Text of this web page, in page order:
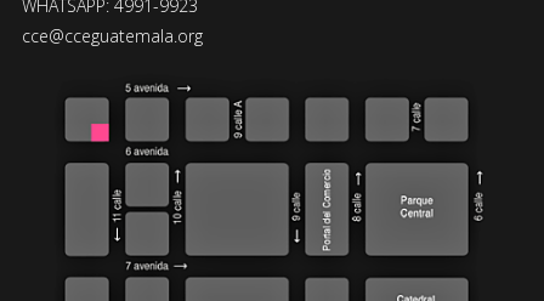
WHATSAPP: 4991-9923
cce@cceguatemala.org